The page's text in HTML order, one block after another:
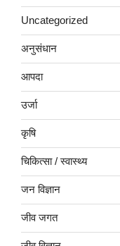
Uncategorized
अनुसंधान
आपदा
उर्जा
कृषि
चिकित्सा / स्वास्थ्य
जन विज्ञान
जीव जगत